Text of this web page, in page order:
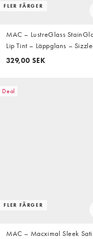
FLER FÄRGER
MAC – LustreGlass
Lip Tint – Läppglans –
Peach
329,00 SEK
Deal
FLER FÄRGER
MAC – Macximal Sleek